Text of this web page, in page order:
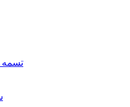
تسمه